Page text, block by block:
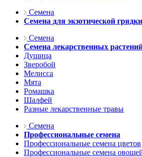
Семена
Семена для экзотической грядки
Семена
Семена лекарственных
Душица
Зверобой
Мелисса
Мята
Ромашка
Шалфей
Разные лекарственные травы
Семена
Профессиональные семена
Профессиональные семена цветов
Профессиональные семена